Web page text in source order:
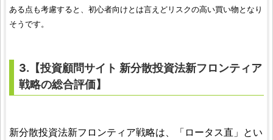
ある点も考慮すると、初心者向けとは言えどリスクの高い買い物となり
そうです。
3.【投資顧問サイト 新分散投資法新フロンティア
戦略の総合評価】
新分散投資法新フロンティア戦略は、「ロータス直」とい